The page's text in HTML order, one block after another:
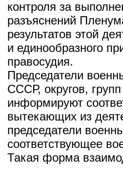
контроля за
разъяснений
результатов этой
и единообразного
правосудия.
Председатели
СССР, округов,
информируют
вытекающих из
председатели
соответствующее
Такая форма